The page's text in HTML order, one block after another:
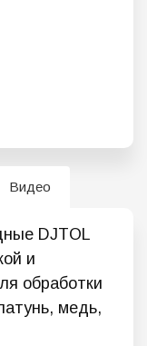
Видео
DJTOL
и
обработки
медь,